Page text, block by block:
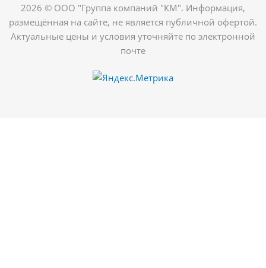
2026 © ООО "Группа компаний "КМ". Информация,
размещённая на сайте, не является публичной офертой.
Актуальные цены и условия уточняйте по электронной
почте